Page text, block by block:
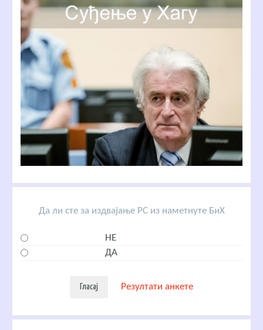
Да ли сте за издвајање РС из наметнуте БиХ
НЕ
ДА
Резултати анкете